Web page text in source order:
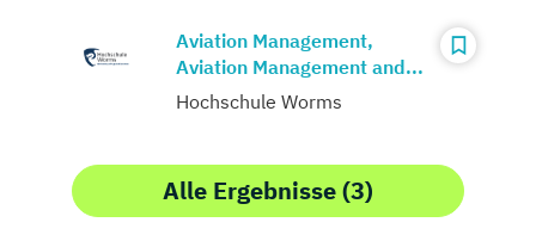
Aviation Management,
Aviation Management and...
Hochschule Worms
Alle Ergebnisse (3)